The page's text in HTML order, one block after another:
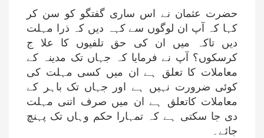
حضرت عثمان نے اس ساری گفتگو کو سن کر
کہا کہ آپ ان لوگوں سے کہہ دیں کہ ذرا مہلت
دیں تاکہ میں ان کی حق تلفیوں کا علا ج
کرسکوں؟ آپ نے فرمایا کہ جہاں تک مدینہ کے
معاملات کا تعلق ہے ان میں کسی مہلت کی
کوئی ضرورت نہیں ہے اور جہاں تک باہر کے
معاملات کاتعلق ہے ان میں صرف اتنی مہلت
دی جا سکتی ہے کہ تمہارا حکم وہاں تک پہنچ
جائے۔